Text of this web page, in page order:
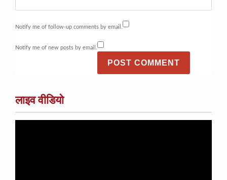
Notify me of follow-up comments by email.
Notify me of new posts by email.
लाइव वीडियो